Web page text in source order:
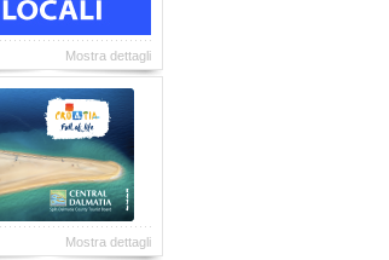
Mostra dettagli
Mostra dettagli